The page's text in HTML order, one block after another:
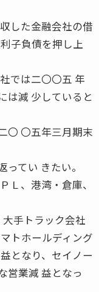
した金融会社の借
子負債を押し上
では二〇〇五 年
は減 少していると
〇 〇五年三月期末
てい きたい。
Ｌ、港湾・倉庫、
手トラック会社
トホールディング
となり、セイノー
営業減 益となっ